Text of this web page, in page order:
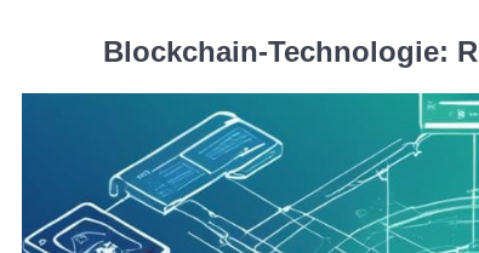
Blockchain-Technologie: